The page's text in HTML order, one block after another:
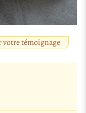
votre témoignage